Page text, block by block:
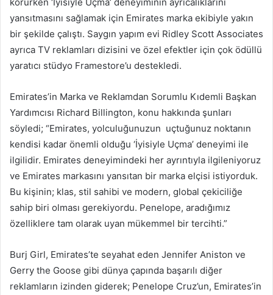
korurken ‘İyisiyle Uçma’ deneyiminin ayrıcalıklarını
yansıtmasını sağlamak için Emirates marka ekibiyle yakın
bir şekilde çalıştı. Saygın yapım evi Ridley Scott Associates
ayrıca TV reklamları dizisini ve özel efektler için çok ödüllü
yaratıcı stüdyo Framestore’u destekledi.
Emirates’in Marka ve Reklamdan Sorumlu Kıdemli Başkan
Yardımcısı Richard Billington, konu hakkında şunları
söyledi; “Emirates, yolculuğunuzun uçtuğunuz noktanın
kendisi kadar önemli olduğu ‘İyisiyle Uçma’ deneyimi ile
ilgilidir. Emirates deneyimindeki her ayrıntıyla ilgileniyoruz
ve Emirates markasını yansıtan bir marka elçisi istiyorduk.
Bu kişinin; klas, stil sahibi ve modern, global çekiciliğe
sahip biri olması gerekiyordu. Penelope, aradığımız
özelliklere tam olarak uyan mükemmel bir tercihti.”
Burj Girl, Emirates’te seyahat eden Jennifer Aniston ve
Gerry the Goose gibi dünya çapında başarılı diğer
reklamların izinden giderek; Penelope Cruz’un, Emirates’in